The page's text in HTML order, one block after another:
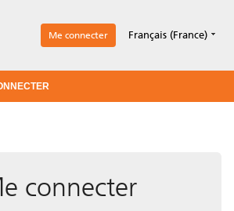
Me connecter Français (France)
connecter